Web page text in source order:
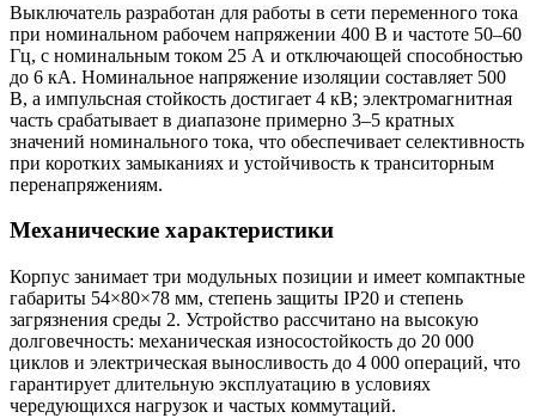
Выключатель разработан для работы в сети переменного тока
при номинальном рабочем напряжении 400 В и частоте 50–60
Гц, с номинальным током 25 А и отключающей способностью
до 6 кА. Номинальное напряжение изоляции составляет 500
В, а импульсная стойкость достигает 4 кВ; электромагнитная
часть срабатывает в диапазоне примерно 3–5 кратных
значений номинального тока, что обеспечивает селективность
при коротких замыканиях и устойчивость к транситорным
перенапряжениям.
Механические характеристики
Корпус занимает три модульных позиции и имеет компактные
габариты 54×80×78 мм, степень защиты IP20 и степень
загрязнения среды 2. Устройство рассчитано на высокую
долговечность: механическая износостойкость до 20 000
циклов и электрическая выносливость до 4 000 операций, что
гарантирует длительную эксплуатацию в условиях
чередующихся нагрузок и частых коммутаций.